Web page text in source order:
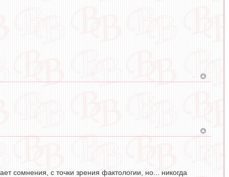
сомнения, с точки зрения фактологии, но... никогда